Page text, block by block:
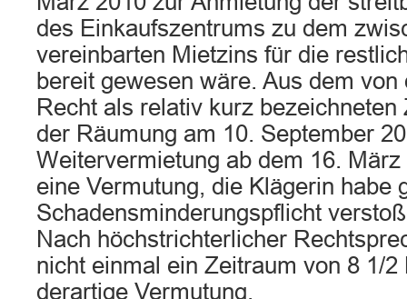
des Einkaufszentrums zu dem
vereinbarten Mietzins für die
bereit gewesen wäre. Aus dem
Recht als relativ kurz
der Räumung am 10. September
Weitervermietung ab dem 16.
eine Vermutung, die Klägerin habe
Schadensminderungspflicht
Nach höchstrichterlicher
nicht einmal ein Zeitraum von 8 1/2
derartige Vermutung.